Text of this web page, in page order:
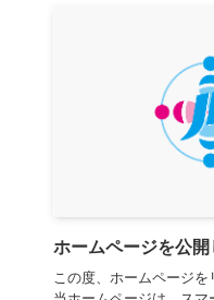
ホームページを公開
この度、ホームページを